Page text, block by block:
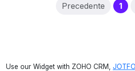
Precedente 1
Use our Widget with ZOHO CRM,